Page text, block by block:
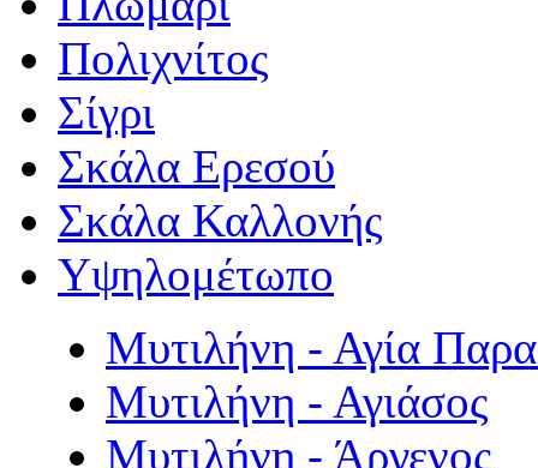
Πολιχνίτος
Σίγρι
Σκάλα Ερεσού
Σκάλα Καλλονής
Υψηλομέτωπο
Μυτιλήνη - Αγία
Μυτιλήνη - Αγιάσος
Μυτιλήνη - Άργενος